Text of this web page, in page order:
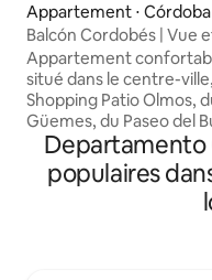
Appartement ⋅ Córdoba
Balcón Cordobés | Vue
Nueva Córdoba
Appartement
situé dans le centre-
Shopping Patio Olmos,
Güemes, du Paseo del
zone des musées et à
de Cañada. À quelques
transports urbains. Salle à manger
spacieuse, avec
Departamento
populaires